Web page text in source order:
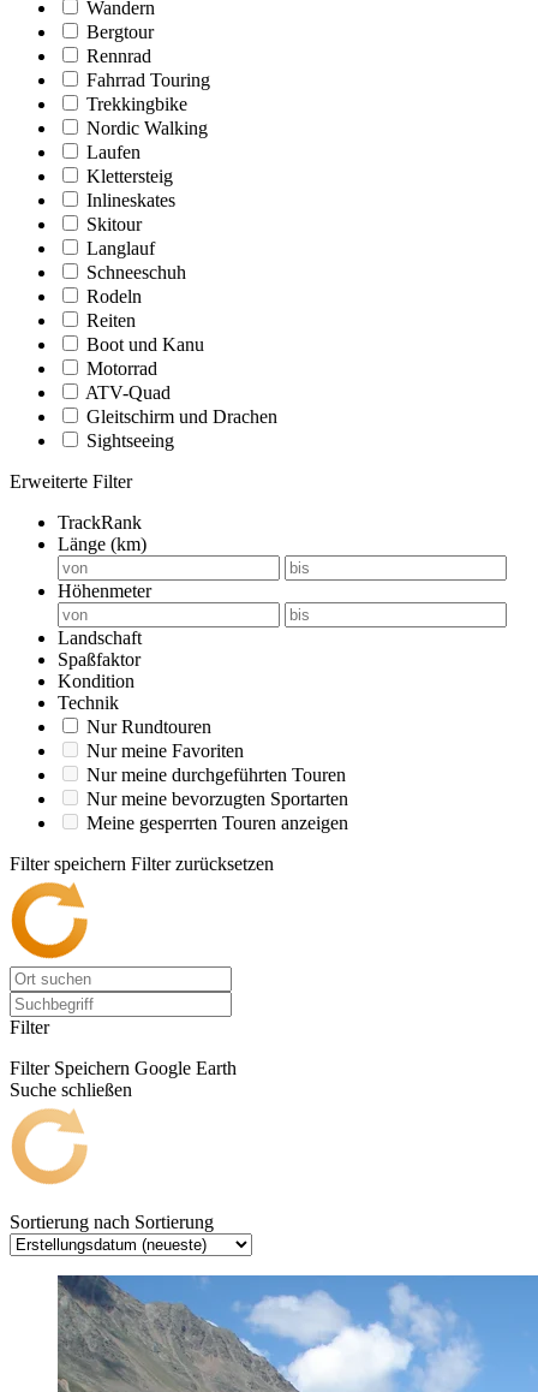
Wandern
Bergtour
Rennrad
Fahrrad Touring
Trekkingbike
Nordic Walking
Laufen
Klettersteig
Inlineskates
Skitour
Langlauf
Schneeschuh
Rodeln
Reiten
Boot und Kanu
Motorrad
ATV-Quad
Gleitschirm und Drachen
Sightseeing
Erweiterte Filter
TrackRank
Länge (km)
Höhenmeter
Landschaft
Spaßfaktor
Kondition
Technik
Nur Rundtouren
Nur meine Favoriten
Nur meine durchgeführten Touren
Nur meine bevorzugten Sportarten
Meine gesperrten Touren anzeigen
Filter speichern Filter zurücksetzen
Filter
Filter Speichern Google Earth
Suche schließen
Sortierung nach Sortierung